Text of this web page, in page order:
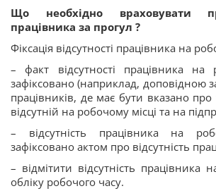
Що необхідно враховувати
працівника за прогул ?
Фіксація відсутності працівника на
– факт відсутності працівника на
зафіксовано (наприклад, доповідною
працівників, де має бути вказано
відсутній на робочому місці та на
– відсутність працівника на
зафіксовано актом про відсутність
– відмітити відсутність працівника
обліку робочого часу.